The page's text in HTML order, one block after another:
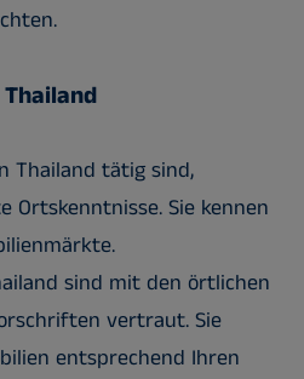
Thailand tätig sind,
Sie kennen
sind mit den örtlichen
vertraut. Sie
entsprechend Ihren